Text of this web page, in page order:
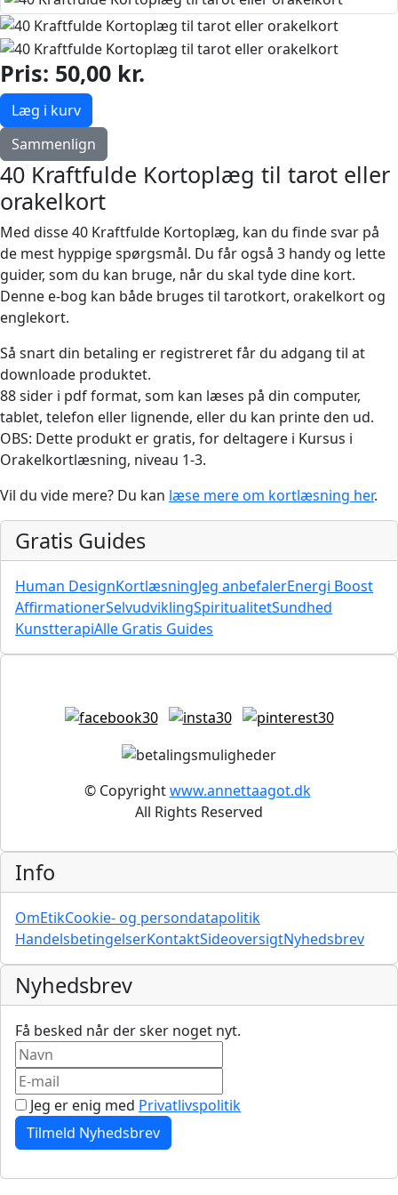
Pris: 50,00 kr.
Læg i kurv
Sammenlign
40 Kraftfulde Kortoplæg til tarot eller
orakelkort
Med disse 40 Kraftfulde Kortoplæg, kan du finde svar på
de mest hyppige spørgsmål. Du får også 3 handy og lette
guider, som du kan bruge, når du skal tyde dine kort.
Denne e-bog kan både bruges til tarotkort, orakelkort og
englekort.
Så snart din betaling er registreret får du adgang til at
downloade produktet.
88 sider i pdf format, som kan læses på din computer,
tablet, telefon eller lignende, eller du kan printe den ud.
OBS: Dette produkt er gratis, for deltagere i Kursus i
Orakelkortlæsning, niveau 1-3.
Vil du vide mere? Du kan læse mere om kortlæsning her.
Gratis Guides
Human DesignKortlæsningJeg anbefalerEnergi Boost
AffirmationerSelvudviklingSpiritualitetSundhed
KunstterapiAlle Gratis Guides
© Copyrightwww.annettaagot.dk
All Rights Reserved
Info
OmEtikCookie- og persondatapolitik
HandelsbetingelserKontaktSideoversigtNyhedsbrev
Nyhedsbrev
Få besked når der sker noget nyt.
Jeg er enig med Privatlivspolitik
Tilmeld Nyhedsbrev